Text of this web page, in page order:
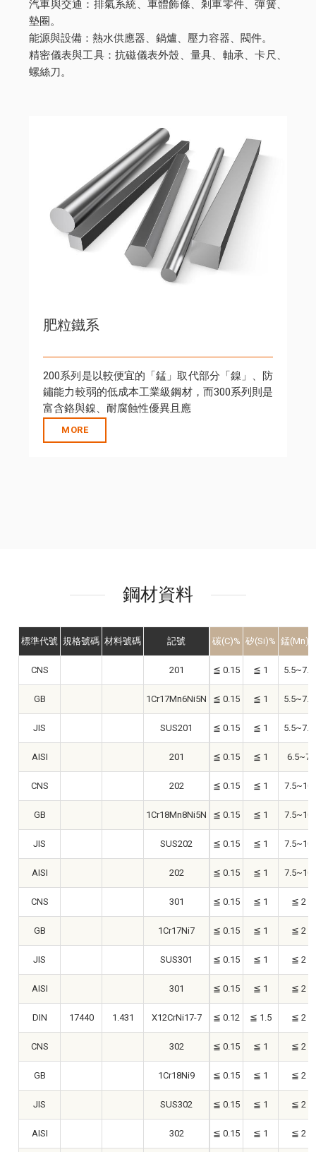
汽車與交通：排氣系統、車體飾條、剎車零件、彈簧、
墊圈。
能源與設備：熱水供應器、鍋爐、壓力容器、閥件。
精密儀表與工具：抗磁儀表外殼、量具、軸承、卡尺、
螺絲刀。
麻田散鐵系
天生具有磁性，不含鎳或僅含微量鎳，雖然綜合
抗腐蝕能力稍遜於300系列，但在特殊加工與耐磨
領域表現出色。 410:刀
MORE
鋼材資料
標準代號 規格號碼 材料號碼 記號
CNS 201
GB 1Cr17Mn6Ni5N
JIS SUS201
AISI 201
CNS 202
GB 1Cr18Mn8Ni5N
JIS SUS202
AISI 202
CNS 301
GB 1Cr17Ni7
JIS SUS301
AISI 301
DIN 17440 1.431 X12CrNi17-7
CNS 302
GB 1Cr18Ni9
JIS SUS302
AISI 302
碳(C)% 矽(Si)% 錳(Mn)%
≦ 0.15 ≦ 1 5.5~7.5
≦ 0.15 ≦ 1 5.5~7.5
≦ 0.15 ≦ 1 5.5~7.5
≦ 0.15 ≦ 1 6.5~7
≦ 0.15 ≦ 1 7.5~10
≦ 0.15 ≦ 1 7.5~10
≦ 0.15 ≦ 1 7.5~10
≦ 0.15 ≦ 1 7.5~10
≦ 0.15 ≦ 1 ≦ 2
≦ 0.15 ≦ 1 ≦ 2
≦ 0.15 ≦ 1 ≦ 2
≦ 0.15 ≦ 1 ≦ 2
≦ 0.12 ≦ 1.5 ≦ 2
≦ 0.15 ≦ 1 ≦ 2
≦ 0.15 ≦ 1 ≦ 2
≦ 0.15 ≦ 1 ≦ 2
≦ 0.15 ≦ 1 ≦ 2